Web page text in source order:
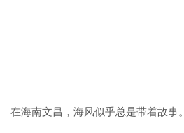
在海南文昌，海风似乎总是带着故事。